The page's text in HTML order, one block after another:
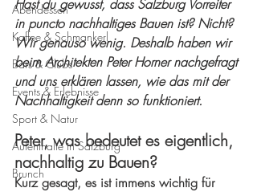
Abendessen
Kaffee & Schmankerl
Bars & Clubs
Events & Erlebnisse
Sport & Natur
Aufenthalte in Salzburg
Brunch
Hast du gewusst, dass Salzburg Vorreiter
in puncto nachhaltiges Bauen ist? Nicht?
Wir genauso wenig. Deshalb haben wir
beim Architekten Peter Horner nachgefragt
und uns erklären lassen, wie das mit der
Nachhaltigkeit denn so funktioniert.
Peter, was bedeutet es eigentlich,
nachhaltig zu Bauen?
Kurz gesagt, es ist immens wichtig für